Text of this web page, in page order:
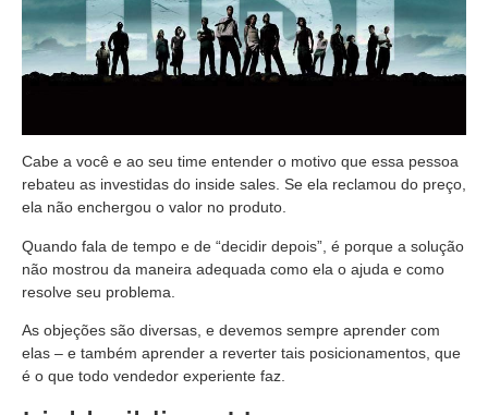
Cabe a você e ao seu time entender o motivo que essa pessoa
rebateu as investidas do inside sales. Se ela reclamou do preço,
ela não enchergou o valor no produto.
Quando fala de tempo e de “decidir depois”, é porque a solução
não mostrou da maneira adequada como ela o ajuda e como
resolve seu problema.
As objeções são diversas, e devemos sempre aprender com
elas – e também aprender a reverter tais posicionamentos, que
é o que todo vendedor experiente faz.